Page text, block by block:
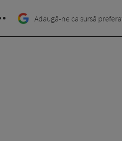
Adaugă-ne ca sursă